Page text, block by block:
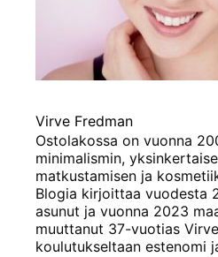
Virve Fredman
Ostolakossa on vuonna
minimalismin,
matkustamisen ja
Blogia kirjoittaa vuodesta
asunut ja vuonna 2023
muuttanut 37-vuotias
koulutukseltaan estenomi